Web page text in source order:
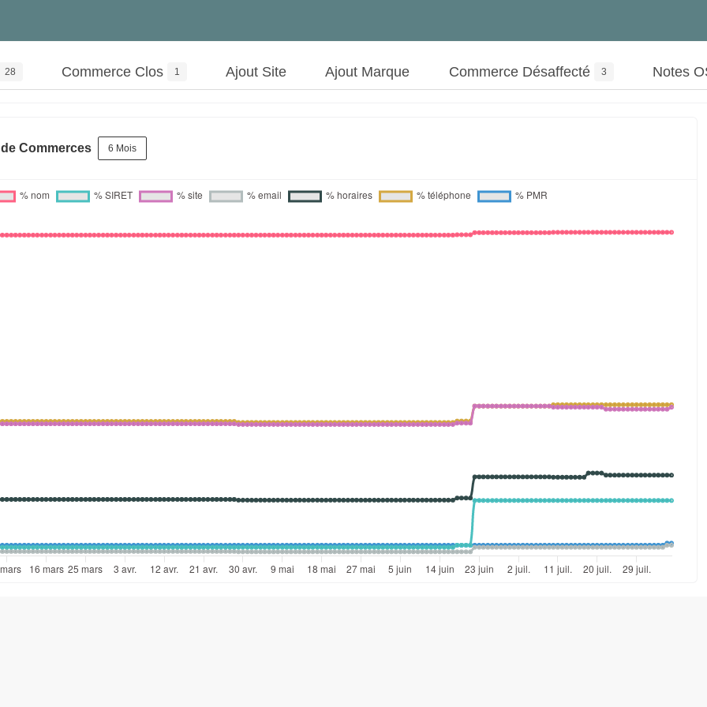
28 Commerce Clos 1 Ajout Site Ajout Marque Commerce Désaffecté 3 Notes
Commerces 6 Mois